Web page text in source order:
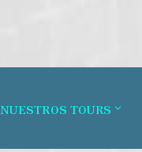
NUESTROS TOURS